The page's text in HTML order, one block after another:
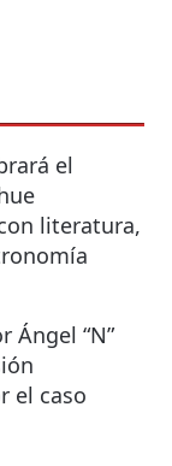
el
literatura,
Ángel “N”
el caso